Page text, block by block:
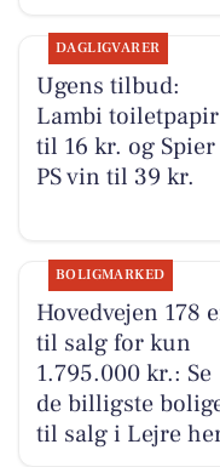
DAGLIGVARER
Ugens tilbud:
Lambi toiletpapir
til 16 kr. og Spier
PS vin til 39 kr.
BOLIGMARKED
Hovedvejen 178
til salg for kun
1.795.000 kr.: Se
de billigste
til salg i Lejre